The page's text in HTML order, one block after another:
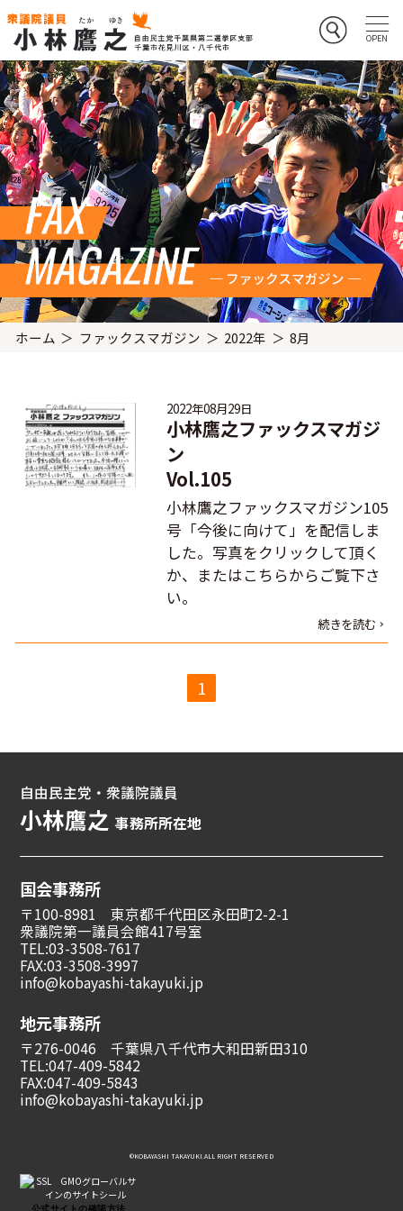
ホーム ファックスマガジン 2022年 8月
2022年08月29日
小林鷹之ファックスマガジ
ン
Vol.105
小林鷹之ファックスマガジン105
号「今後に向けて」を配信しま
した。写真をクリックして頂く
か、またはこちらからご覧下さ
い。
続きを読む
1
自由民主党・衆議院議員
小林鷹之事務所所在地
国会事務所
〒100-8981 東京都千代田区永田町2-2-1
衆議院第一議員会館417号室
TEL:03-3508-7617
FAX:03-3508-3997
info@kobayashi-takayuki.jp
地元事務所
〒276-0046 千葉県八千代市大和田新田310
TEL:047-409-5842
FAX:047-409-5843
info@kobayashi-takayuki.jp
©︎KOBAYASHI TAKAYUKI.ALL RIGHT RESERVED
公式サイトの確認方法